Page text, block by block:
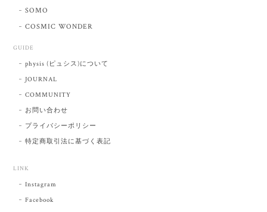
SOMO
COSMIC WONDER
GUIDE
physis (ピュシス)について
JOURNAL
COMMUNITY
お問い合わせ
プライバシーポリシー
特定商取引法に基づく表記
LINK
Instagram
Facebook